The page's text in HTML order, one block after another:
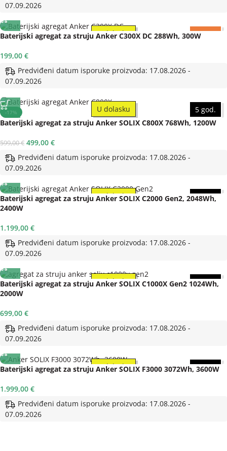
07.09.2026
3 god.
U dolasku
Baterijski agregat za struju Anker C300X DC 288Wh, 300W
199,00 €
Predviđeni datum isporuke proizvoda: 17.08.2026 -
07.09.2026
5 god.
U dolasku
-17%
Baterijski agregat za struju Anker SOLIX C800X 768Wh, 1200W
599,00€ 499,00 €
Predviđeni datum isporuke proizvoda: 17.08.2026 -
07.09.2026
5 god.
U dolasku
Baterijski agregat za struju Anker SOLIX C2000 Gen2, 2048Wh,
2400W
1.199,00 €
Predviđeni datum isporuke proizvoda: 17.08.2026 -
07.09.2026
5 god.
U dolasku
Baterijski agregat za struju Anker SOLIX C1000X Gen2 1024Wh,
2000W
699,00 €
Predviđeni datum isporuke proizvoda: 17.08.2026 -
07.09.2026
5 god.
U dolasku
Baterijski agregat za struju Anker SOLIX F3000 3072Wh, 3600W
1.999,00 €
Predviđeni datum isporuke proizvoda: 17.08.2026 -
07.09.2026